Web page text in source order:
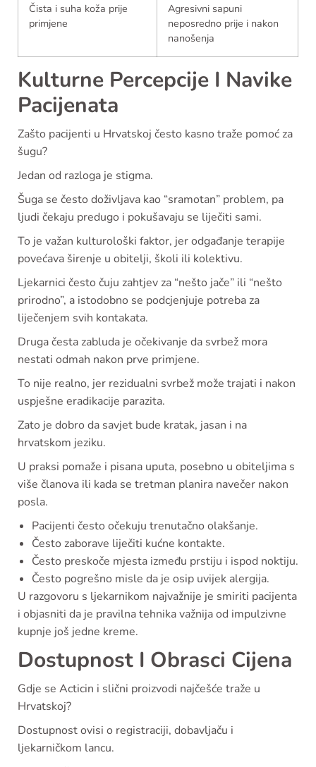
Čista i suha koža prije
primjene
Agresivni sapuni
neposredno prije i nakon
nanošenja
Kulturne Percepcije I Navike
Pacijenata
Zašto pacijenti u Hrvatskoj često kasno traže pomoć za
šugu?
Jedan od razloga je stigma.
Šuga se često doživljava kao “sramotan” problem, pa
ljudi čekaju predugo i pokušavaju se liječiti sami.
To je važan kulturološki faktor, jer odgađanje terapije
povećava širenje u obitelji, školi ili kolektivu.
Ljekarnici često čuju zahtjev za “nešto jače” ili “nešto
prirodno”, a istodobno se podcjenjuje potreba za
liječenjem svih kontakata.
Druga česta zabluda je očekivanje da svrbež mora
nestati odmah nakon prve primjene.
To nije realno, jer rezidualni svrbež može trajati i nakon
uspješne eradikacije parazita.
Zato je dobro da savjet bude kratak, jasan i na
hrvatskom jeziku.
U praksi pomaže i pisana uputa, posebno u obiteljima s
više članova ili kada se tretman planira navečer nakon
posla.
Pacijenti često očekuju trenutačno olakšanje.
Često zaborave liječiti kućne kontakte.
Često preskoče mjesta između prstiju i ispod noktiju.
Često pogrešno misle da je osip uvijek alergija.
U razgovoru s ljekarnikom najvažnije je smiriti pacijenta
i objasniti da je pravilna tehnika važnija od impulzivne
kupnje još jedne kreme.
Dostupnost I Obrasci Cijena
Gdje se Acticin i slični proizvodi najčešće traže u
Hrvatskoj?
Dostupnost ovisi o registraciji, dobavljaču i
ljekarničkom lancu.